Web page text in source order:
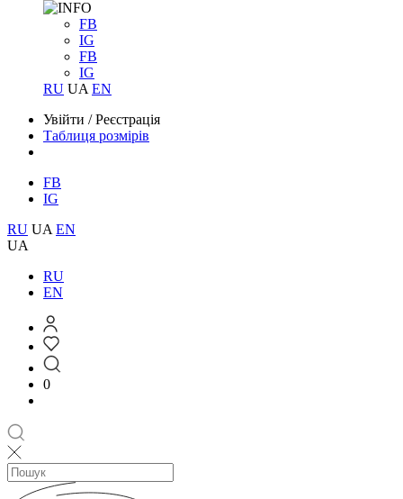
FB
IG
FB
IG
RU UA EN
Увійти /Реєстрація
Таблиця розмірів
FB
IG
RU UA EN
UA
RU
EN
0